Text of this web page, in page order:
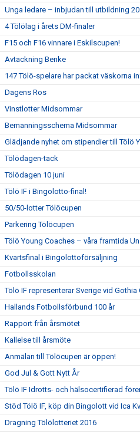
Unga ledare – inbjudan till utbildning
4 Tölölag i årets DM-finaler
F15 och F16 vinnare i Eskilscupen!
Avtackning Benke
147 Tölö-spelare har packat väskorna
Dagens Ros
Vinstlotter Midsommar
Bemanningsschema Midsommar
Glädjande nyhet om stipendier till Tölö
Tölödagen-tack
Tölödagen 10 juni
Tölö IF i Bingolotto-final!
50/50-lotter Tölöcupen
Parkering Tölöcupen
Tölö Young Coaches – våra framtida
Kvartsfinal i Bingolottoförsäljning
Fotbollsskolan
Tölö IF representerar Sverige vid Gothia
Hallands Fotbollsförbund 100 år
Rapport från årsmötet
Kallelse till årsmöte
Anmälan till Tölöcupen är öppen!
God Jul & Gott Nytt År
Tölö IF Idrotts- och hälsocertifierad
Stöd Tölö IF, köp din Bingolott vid Ica
Dragning Tölölotteriet 2016